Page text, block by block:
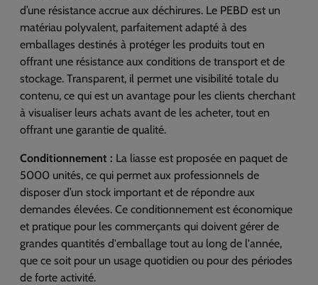
d’une résistance accrue aux déchirures. Le PEBD est un
matériau polyvalent, parfaitement adapté à des
emballages destinés à protéger les produits tout en
offrant une résistance aux conditions de transport et de
stockage. Transparent, il permet une visibilité totale du
contenu, ce qui est un avantage pour les clients cherchant
à visualiser leurs achats avant de les acheter, tout en
offrant une garantie de qualité.
Conditionnement : La liasse est proposée en paquet de
5000 unités, ce qui permet aux professionnels de
disposer d’un stock important et de répondre aux
demandes élevées. Ce conditionnement est économique
et pratique pour les commerçants qui doivent gérer de
grandes quantités d'emballage tout au long de l'année,
que ce soit pour un usage quotidien ou pour des périodes
de forte activité.